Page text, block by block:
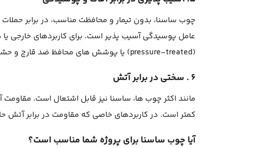
چوب ساسنا، بدون تیمار و محافظت مناسب، در برابر
عامل پوسیدگی آسیب پذیر است. برای کاربردهای خارجی
(pressure-treated) یا پوشش های محافظ ضد قارچ و حشره استفاده شود .
۶ . سختی در برابر آتش
مانند اکثر چوب ها، ساسنا نیز قابل اشتعال است.
کمتر است. در کاربردهای خاصی که مقاومت در برابر آتش
آیا چوب ساسنا برای پروژه شما مناسب است؟